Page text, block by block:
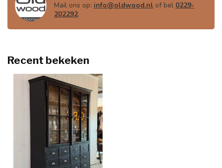
Mail ons op: info@oldwood.nl of bel 0229-
202292.
Recent bekeken